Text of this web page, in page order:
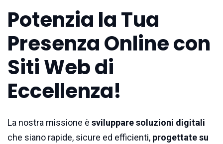
Potenzia la Tua
Presenza Online con
Siti Web di
Eccellenza!
La nostra missione è sviluppare soluzioni digitali
che siano rapide, sicure ed efficienti, progettate su